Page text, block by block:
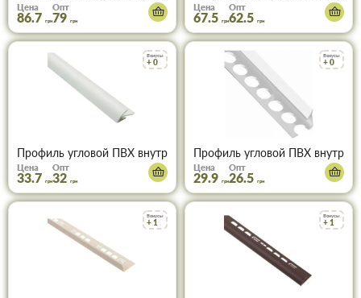
Цена
86.7 грн
Опт
79 грн
Цена
67.5 грн
Опт
62.5 грн
Бонусы
+ 0
Профиль угловой ПВХ внутренний для плитки 12мм белый 2,5м
Цена
33.7 грн
Опт
32 грн
Бонусы
+ 0
Профиль угловой ПВХ
Цена
29.9 грн
Опт
26.5 грн
Бонусы
+ 1
Бонусы
+ 1